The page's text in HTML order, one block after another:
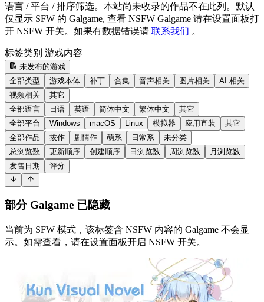
语言 / 平台 / 排序筛选。本站尚未收录的作品不在此列。默认
仅显示 SFW 的 Galgame, 查看 NSFW Galgame 请在设置面板打
开 NSFW 开关。如果有数据错误请 联系我们 。
标签类别 游戏内容
未发布的游戏
全部类型
游戏本体 补丁 合集 音声相关 图片相关
AI 相关
视频相关
其它
全部语言
日语 英语 简体中文 繁体中文
其它
全部平台
Windows macOS Linux 模拟器 应用直装
其它
全部作品
拔作 剧情作 萌系 日常系
未分类
总浏览数
更新顺序 创建顺序 日浏览数 周浏览数
月浏览数
发售日期
评分
部分 Galgame 已隐藏
当前为 SFW 模式，该标签含 NSFW 内容的 Galgame 不会显
示。如需查看，请在设置面板开启 NSFW 开关。